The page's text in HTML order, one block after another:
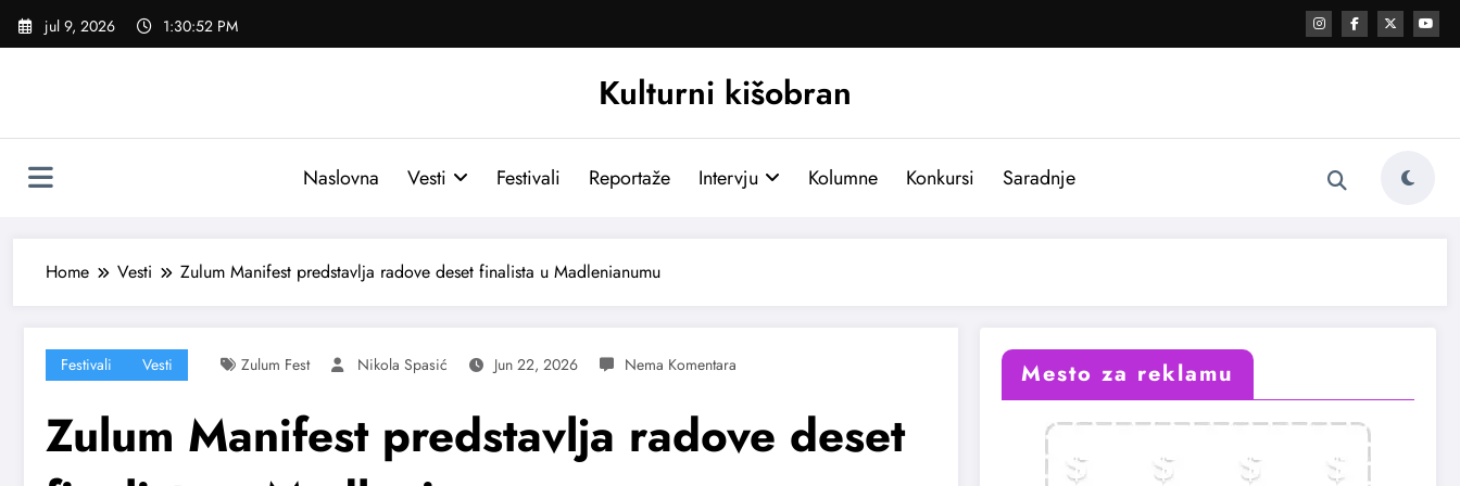
Skoči
jul 9, 2026 1:30:54 PM
Kulturni kišobran
Naslovna Vesti Festivali Reportaže Intervju Kolumne Konkursi Saradnje
Home Vesti Zulum Manifest predstavlja radove deset finalista u Madlenianumu
Festivali Vesti Zulum Fest Nikola Spasić Jun 22, 2026
Zulum Manifest predstavlja radove deset
Mesto za reklamu